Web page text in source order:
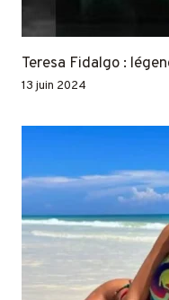
Teresa Fidalgo :
13 juin 2024